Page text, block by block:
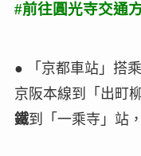
#前往圓光寺交通
● 「京都車站」搭
京阪本線到「出町
鐵到「一乘寺」站